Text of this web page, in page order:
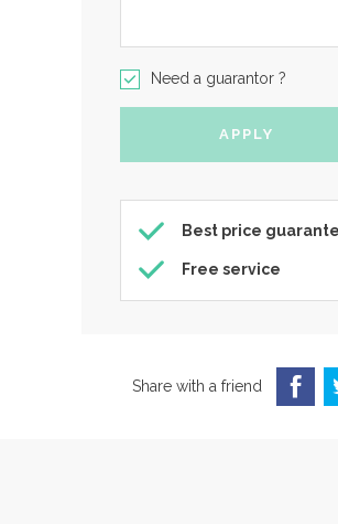
Need a guarantor ?
Best price
Free service
Share with a friend